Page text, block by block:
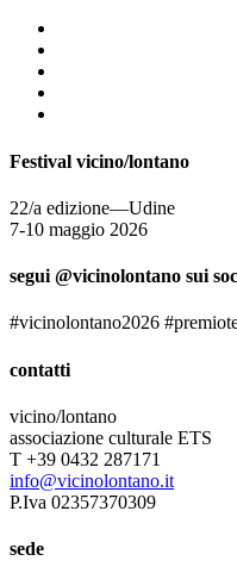
Festival vicino/lontano
22/a edizione—Udine
7-10 maggio 2026
segui @vicinolontano sui
#vicinolontano2026
contatti
vicino/lontano
associazione culturale ETS
T +39 0432 287171
info@vicinolontano.it
P.Iva 02357370309
sede